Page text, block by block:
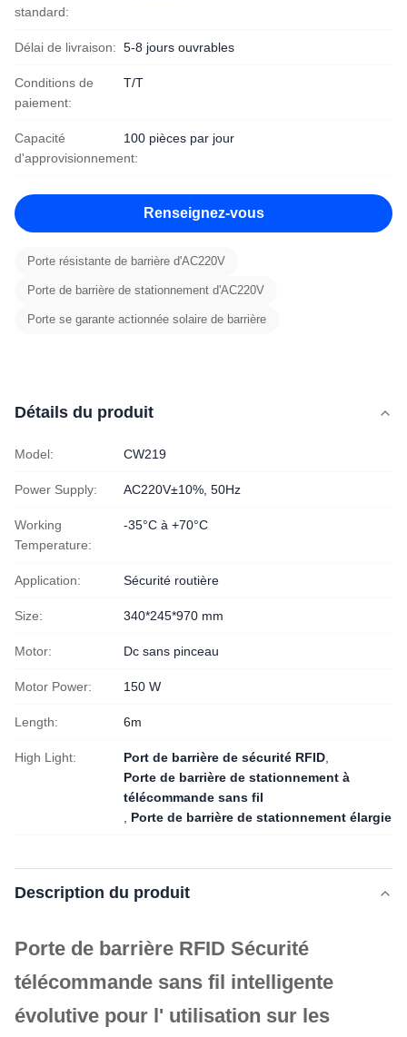
standard:
Délai de livraison: 5-8 jours ouvrables
Conditions de
paiement:
T/T
Capacité
d'approvisionnement:
100 pièces par jour
Renseignez-vous
Porte résistante de barrière d'AC220V
Porte de barrière de stationnement d'AC220V
Porte se garante actionnée solaire de barrière
Détails du produit
Model: CW219
Power Supply: AC220V±10%, 50Hz
Working
Temperature:
-35°C à +70°C
Application: Sécurité routière
Size: 340*245*970 mm
Motor: Dc sans pinceau
Motor Power: 150 W
Length: 6m
High Light: Port de barrière de sécurité RFID
Porte de barrière de stationnement à
télécommande sans fil
Porte de barrière de stationnement élargie
Description du produit
Porte de barrière RFID Sécurité
télécommande sans fil intelligente
évolutive pour l' utilisation sur les